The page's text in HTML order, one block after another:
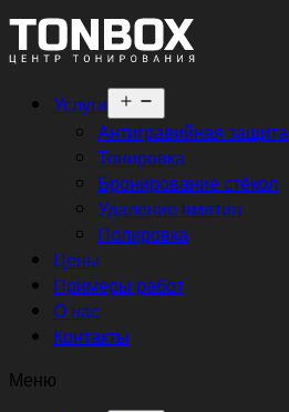
Услуги
меню
Антигравийная защита
Тонировка
Бронирование стёкол
Удаление вмятин
Полировка
Цены
Примеры работ
О нас
Контакты
Меню